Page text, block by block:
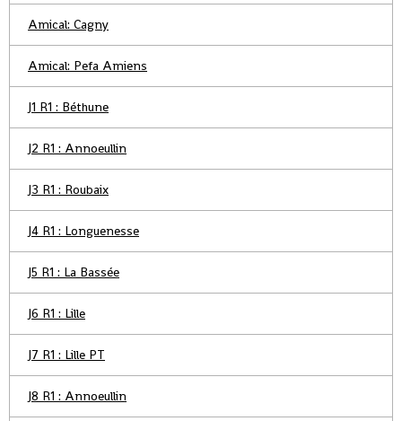
Amical: Cagny
Amical: Pefa Amiens
J1 R1 : Béthune
J2 R1 : Annoeullin
J3 R1 : Roubaix
J4 R1 : Longuenesse
J5 R1 : La Bassée
J6 R1 : Lille
J7 R1 : Lille PT
J8 R1 : Annoeullin